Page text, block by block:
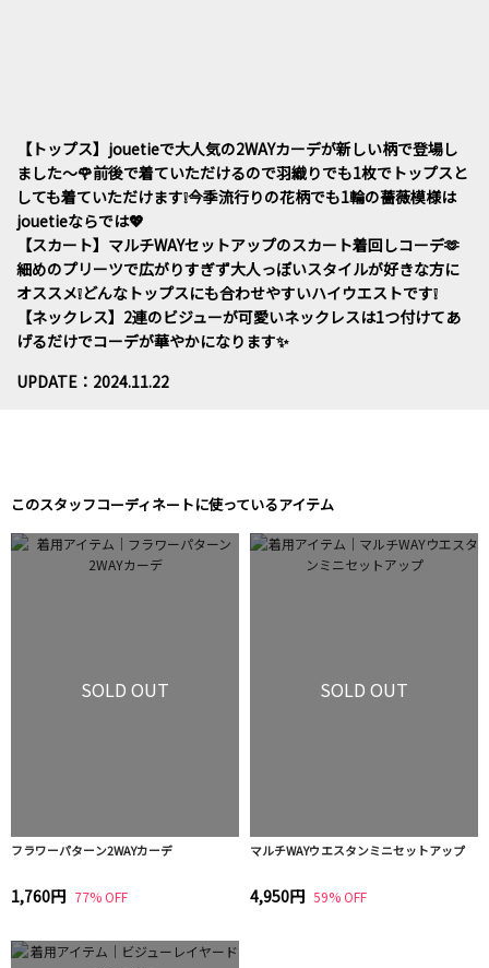
【トップス】jouetieで大人気の2WAYカーデが新しい柄で登場し
ました〜🌹前後で着ていただけるので羽織りでも1枚でトップスと
しても着ていただけます❕今季流行りの花柄でも1輪の薔薇模様は
jouetieならでは💖
【スカート】マルチWAYセットアップのスカート着回しコーデ🫶
細めのプリーツで広がりすぎず大人っぽいスタイルが好きな方に
オススメ❕どんなトップスにも合わせやすいハイウエストです❕
【ネックレス】2連のビジューが可愛いネックレスは1つ付けてあ
げるだけでコーデが華やかになります✨
UPDATE：2024.11.22
このスタッフコーディネートに使っているアイテム
SOLD OUT
フラワーパターン2WAYカーデ
1,760円 77% OFF
SOLD OUT
マルチWAYウエスタンミニセットアップ
4,950円 59% OFF